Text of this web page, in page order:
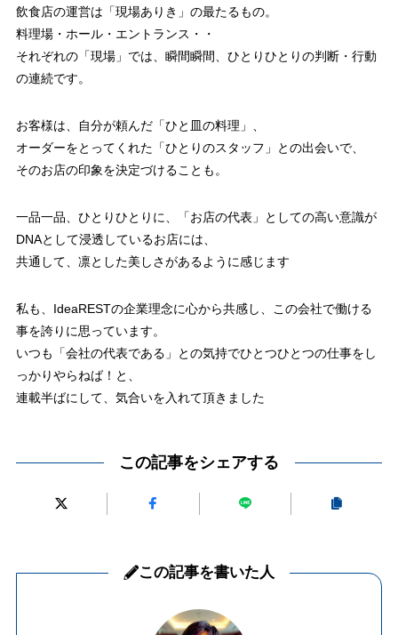
飲食店の運営は「現場ありき」の最たるもの。
料理場・ホール・エントランス・・
それぞれの「現場」では、瞬間瞬間、ひとりひとりの判断・行動
の連続です。
お客様は、自分が頼んだ「ひと皿の料理」、
オーダーをとってくれた「ひとりのスタッフ」との出会いで、
そのお店の印象を決定づけることも。
一品一品、ひとりひとりに、「お店の代表」としての高い意識が
DNAとして浸透しているお店には、
共通して、凛とした美しさがあるように感じます
私も、IdeaRESTの企業理念に心から共感し、この会社で働ける
事を誇りに思っています。
いつも「会社の代表である」との気持でひとつひとつの仕事をし
っかりやらねば！と、
連載半ばにして、気合いを入れて頂きました
この記事をシェアする
この記事を書いた人